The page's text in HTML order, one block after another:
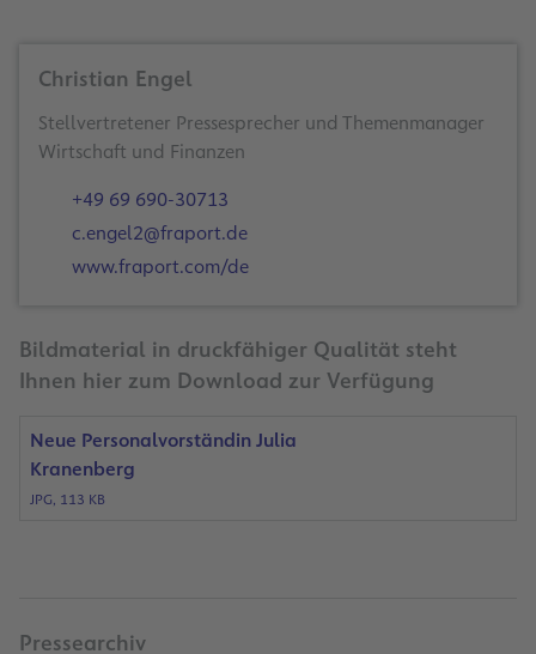
Christian Engel
Stellvertretener Pressesprecher und Themenmanager
Wirtschaft und Finanzen
+49 69 690-30713
c.engel2@fraport.de
www.fraport.com/de
Bildmaterial in druckfähiger Qualität steht
Ihnen hier zum Download zur Verfügung
Neue Personalvorständin Julia
Kranenberg
JPG, 113 KB
Pressearchiv